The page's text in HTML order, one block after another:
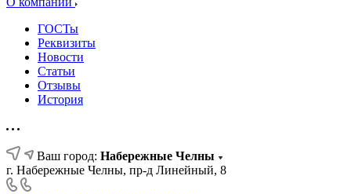
ГОСТы
Реквизиты
Новости
Статьи
Отзывы
История
Ваш город: Набережные Челны
г. Набережные Челны, пр-д Линейный, 8